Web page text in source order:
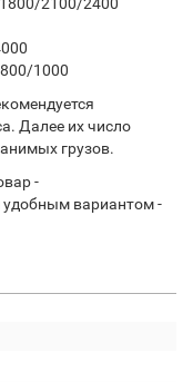
1000
Далее их число
грузов.
-
удобным вариантом -